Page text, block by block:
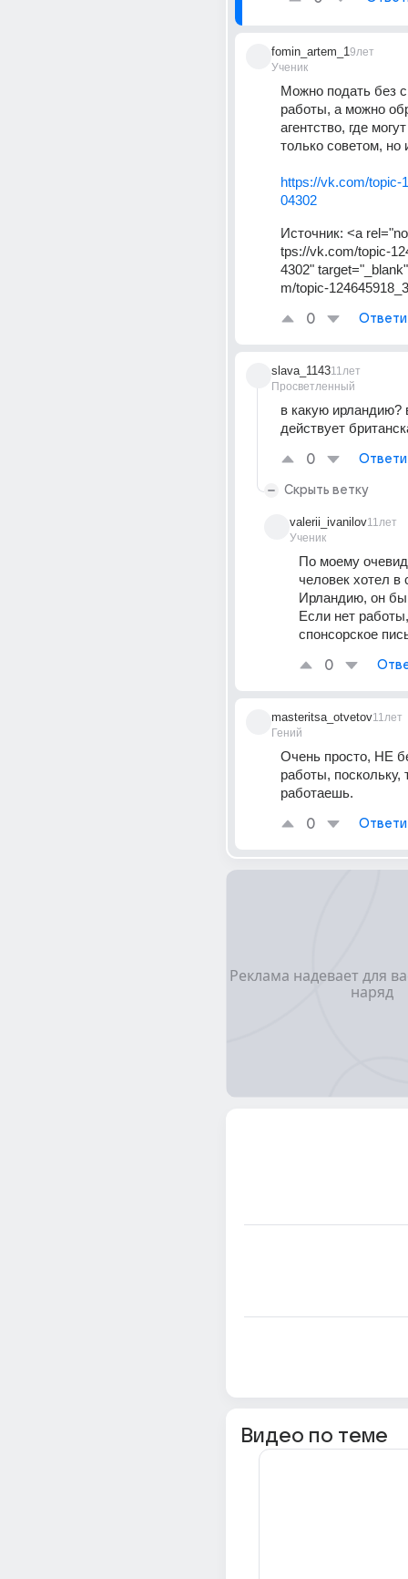
fomin_artem_1
Ученик
9лет
Можно подать без
работы, а можно
агентство, где
только советом, но
https://vk.com/topic-
04302
Источник: <a
tps://vk.com/topic-
4302"
m/topic-
0
slava_1143
Просветленный
11лет
в какую ирландию?
действует
0
Скрыть ветку
valerii_ivanilov
Ученик
11лет
По моему
человек хотел в
Ирландию, он бы
Если нет
спонсорское
0
masteritsa_otvetov
Гений
11лет
Очень просто, НЕ
работы, поскольку,
работаешь.
0
Видео по теме